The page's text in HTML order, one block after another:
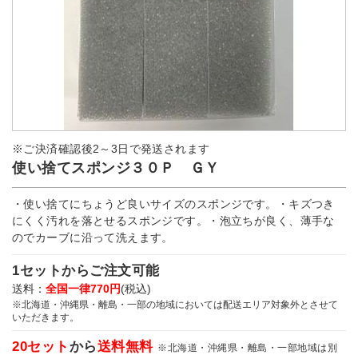
※ご決済確認後2～3日で発送されます
使い捨てスポンジ３０Ｐ ＧＹ
・使い捨てにちょうど良いサイズのスポンジです。・キズつき
にくく汚れを落とせるスポンジです。・泡立ちが良く、薄手な
のでカーブに沿って洗えます。
1セットからご注文可能
送料： 全国一律770円(税込)
※北海道・沖縄県・離島・一部の地域においては配送エリア対象外とさせて
いただきます。
20セット から送料無料 ※北海道・沖縄県・離島・一部地域は別